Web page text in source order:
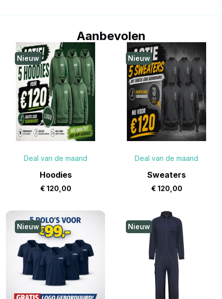
Aanbevolen
Nieuw
Deal van de maand
Hoodies
€ 120,00
Nieuw
Deal van de maand
Sweaters
€ 120,00
Nieuw Nieuw